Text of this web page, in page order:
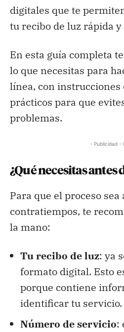
digitales que te
tu recibo de luz rápida
En esta guía completa
lo que necesitas para
línea, con instrucciones
prácticos para que
problemas.
- Publicidad -
¿Qué necesitas antes
Para que el proceso sea
contratiempos, te
la mano:
Tu recibo de luz: ya
formato digital. Esto
porque contiene
identificar tu servicio.
Número de servicio: